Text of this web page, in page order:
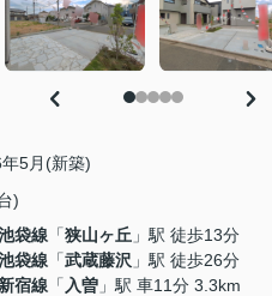
5月(新築)
)
袋線 「狭山ヶ丘 」駅 徒歩13分
袋線 「武蔵藤沢 」駅 徒歩26分
宿線 「 入曽 」駅 車11分 3.3km